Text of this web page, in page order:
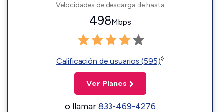
Velocidades de descarga de hasta
498Mbps
Calificación de usuarios (595)◊
Ver Planes
o llamar833-469-4276